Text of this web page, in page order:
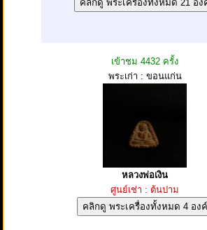
เข้าชม 4432 ครั้ง
พระเก่า : ขอนแก่น
หลวงพ่อเงิน
ศูนย์เช่า : ต้นปาม